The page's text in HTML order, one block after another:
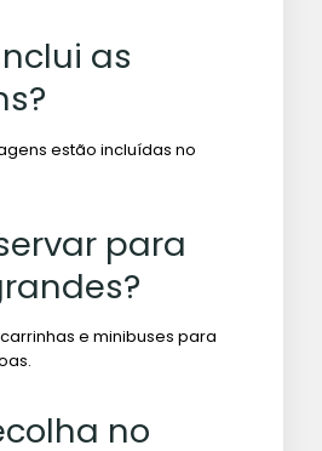
as
estão incluídas no
para
e minibuses para
no